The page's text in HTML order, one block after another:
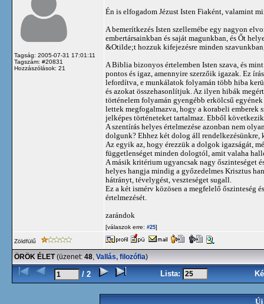
Tagság: 2005-07-31 17:01:11
Tagszám: #20831
Hozzászólások: 21
Én is elfogadom Jézust Isten Fiaként, valamint
A bemerítkezés Isten szellemébe egy nagyon
embertársainkban és saját magunkban, és Őt
&Otilde;t hozzuk kifejezésre minden
A Biblia bizonyos értelemben Isten szava, és
pontos és igaz, amennyire szerzőik igazak. Ez
lefordítva, e munkálatok folyamán több hiba
és azokat összehasonlítjuk. Az ilyen hibák
történelem folyamán gyengébb erkölcsű
lettek megfogalmazva, hogy a korabeli emberek
jelképes történeteket tartalmaz. Ebből
A szentírás helyes értelmezése azonban nem
dolgunk? Ehhez két dolog áll
Az egyik az, hogy érezzük a dolgok igazságát,
függetlenséget minden dologtól, amit valaha
A másik kritérium ugyancsak nagy őszinteséget
helyes hangja mindig a győzedelmes Krisztus
hátrányt, tévelygést, veszteséget sugall.
Ez a két ismérv közösen a megfelelő őszinteség
értelmezését.
zarándok
[válaszok erre: #25]
Zöldfülű
ÖRÖK ÉLET(üzenet: 48, Vallás, filozófia)
/ 2 Lista:
Új